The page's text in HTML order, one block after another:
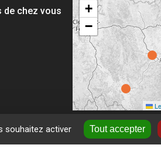
de chez vous
+
−
souhaitez activer Tout accepter